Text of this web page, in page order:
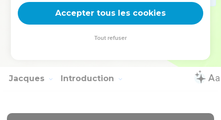
Sachez que notre frère Timothée a été relâché ; s'il vient
assez tôt, j'irai vous voir avec lui.
Jacques Introduction
Accepter tous les cookies
Tout refuser